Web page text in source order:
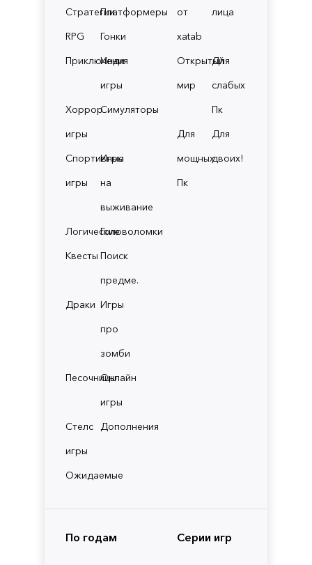
СтратегииПлатформеры
RPG
Гонки
Приключения
Инди
игры
Хоррор
игры
Симуляторы
Спортивные
игры
Игры
на
выживание
ЛогическиеГоловоломки
Квесты Поиск
предме.
Драки Игры
про
зомби
ПесочницыОнлайн
игры
Стелс
игры
Дополнения
Ожидаемые
от
xatab
лица
Открытый
мир
Для
слабых
Пк
Для
мощных
Пк
Для
двоих!
По годам Серии игр